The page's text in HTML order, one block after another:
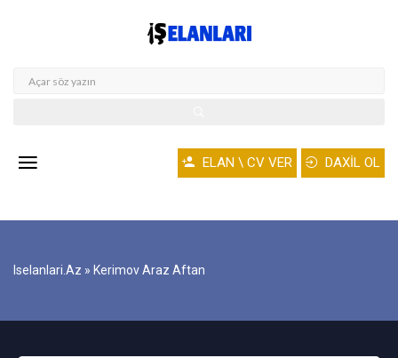
ELAN \ CV VER DAXİL OL
Iselanlari.az » Kerimov Araz Aftan